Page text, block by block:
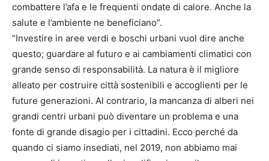
combattere l’afa e le frequenti ondate di calore. Anche la
salute e l’ambiente ne beneficiano”.
“Investire in aree verdi e boschi urbani vuol dire anche
questo; guardare al futuro e ai cambiamenti climatici con
grande senso di responsabilità. La natura è il migliore
alleato per costruire città sostenibili e accoglienti per le
future generazioni. Al contrario, la mancanza di alberi nei
grandi centri urbani può diventare un problema e una
fonte di grande disagio per i cittadini. Ecco perché da
quando ci siamo insediati, nel 2019, non abbiamo mai